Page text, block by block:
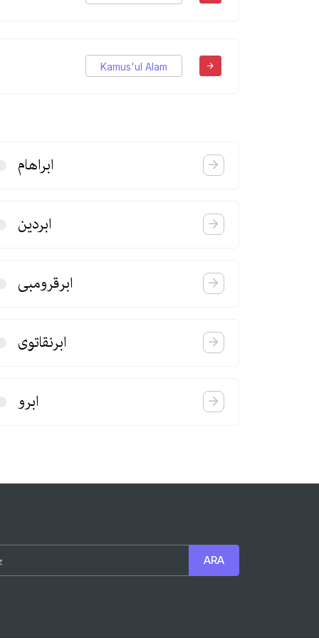
Kamus'ul Alam
ابراهام
ابردین
ابرقرومبی
ابرنقاتوی
ابرو